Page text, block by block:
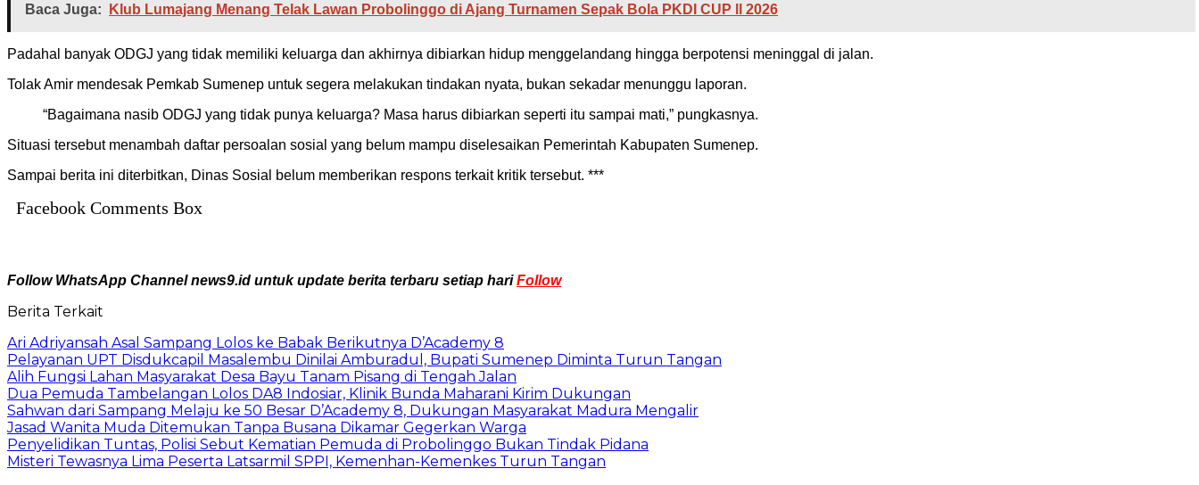
Baca Juga: Klub Lumajang Menang Telak Lawan Probolinggo di Ajang Turnamen Sepak Bola PKDI CUP ll 2026
Padahal banyak ODGJ yang tidak memiliki keluarga dan akhirnya dibiarkan hidup menggelandang hingga berpotensi meninggal di jalan.
Tolak Amir mendesak Pemkab Sumenep untuk segera melakukan tindakan nyata, bukan sekadar menunggu laporan.
“Bagaimana nasib ODGJ yang tidak punya keluarga? Masa harus dibiarkan seperti itu sampai mati,” pungkasnya.
Situasi tersebut menambah daftar persoalan sosial yang belum mampu diselesaikan Pemerintah Kabupaten Sumenep.
Sampai berita ini diterbitkan, Dinas Sosial belum memberikan respons terkait kritik tersebut. ***
Facebook Comments Box
Follow WhatsApp Channel news9.id untuk update berita terbaru setiap hariFollow
Berita Terkait
Ari Adriyansah Asal Sampang Lolos ke Babak Berikutnya D’Academy 8
Pelayanan UPT Disdukcapil Masalembu Dinilai Amburadul, Bupati Sumenep Diminta Turun Tangan
Alih Fungsi Lahan Masyarakat Desa Bayu Tanam Pisang di Tengah Jalan
Dua Pemuda Tambelangan Lolos DA8 Indosiar, Klinik Bunda Maharani Kirim Dukungan
Sahwan dari Sampang Melaju ke 50 Besar D’Academy 8, Dukungan Masyarakat Madura Mengalir
Jasad Wanita Muda Ditemukan Tanpa Busana Dikamar Gegerkan Warga
Penyelidikan Tuntas, Polisi Sebut Kematian Pemuda di Probolinggo Bukan Tindak Pidana
Misteri Tewasnya Lima Peserta Latsarmil SPPI, Kemenhan-Kemenkes Turun Tangan